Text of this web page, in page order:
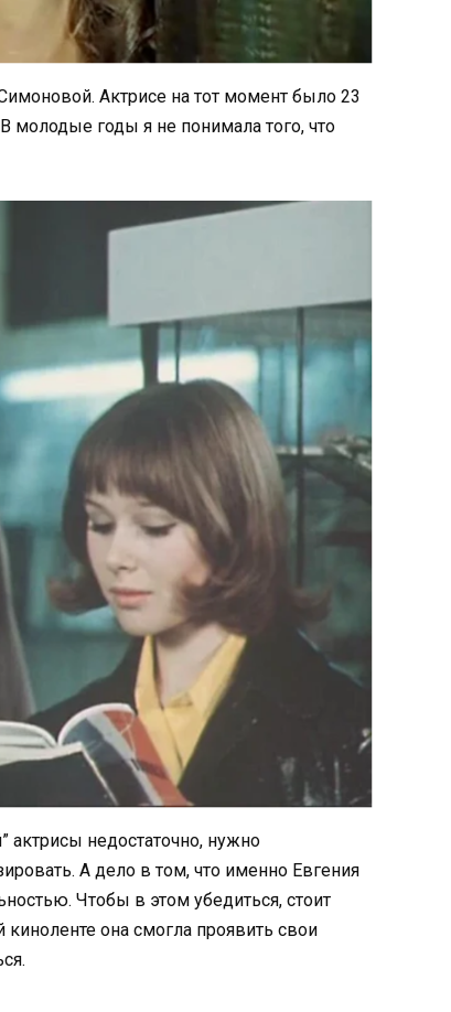
Актрисе на тот момент было 23
молодые годы я не понимала того, что
актрисы недостаточно, нужно
А дело в том, что именно Евгения
Чтобы в этом убедиться, стоит
она смогла проявить свои